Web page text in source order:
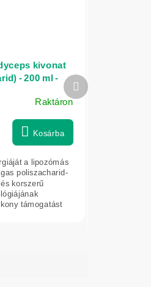
kivonat
- 200 ml -
Raktáron
Kosárba
a lipozómás
poliszacharid-
korszerű
támogatást
Következő
termék